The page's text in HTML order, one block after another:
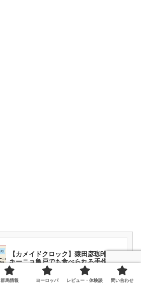
【カメイドクロック】猿田彦珈琲とオ
キーニョ亀戸でも食べられる手作りプ
リン
群馬情報 ヨーロッパ レビュー・体験談 問い合わせ